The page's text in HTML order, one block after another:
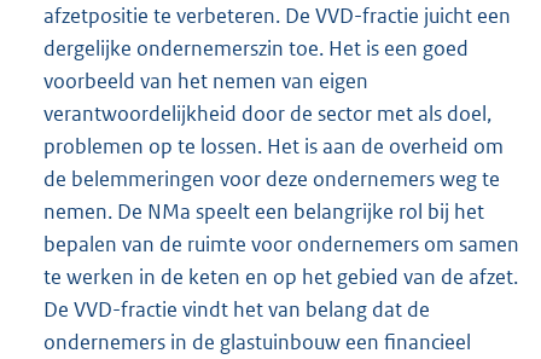
afzetpositie te verbeteren. De VVD-fractie juicht een
dergelijke ondernemerszin toe. Het is een goed
voorbeeld van het nemen van eigen
verantwoordelijkheid door de sector met als doel,
problemen op te lossen. Het is aan de overheid om
de belemmeringen voor deze ondernemers weg te
nemen. De NMa speelt een belangrijke rol bij het
bepalen van de ruimte voor ondernemers om samen
te werken in de keten en op het gebied van de afzet.
De VVD-fractie vindt het van belang dat de
ondernemers in de glastuinbouw een financieel